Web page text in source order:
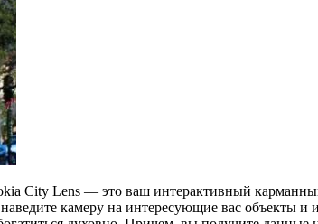
City Lens — это ваш интерактивный
камеру на интересующие вас объекты